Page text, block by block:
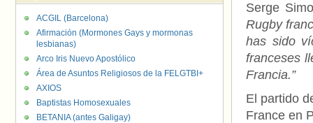
Serge
Rugby
has sido
franceses
Francia.”
El partido
France en
ACGIL (Barcelona)
Afirmación (Mormones Gays y mormonas
lesbianas)
Arco Iris Nuevo Apostólico
Área de Asuntos Religiosos de la FELGTBI+
AXIOS
Baptistas Homosexuales
BETANIA (antes Galigay)